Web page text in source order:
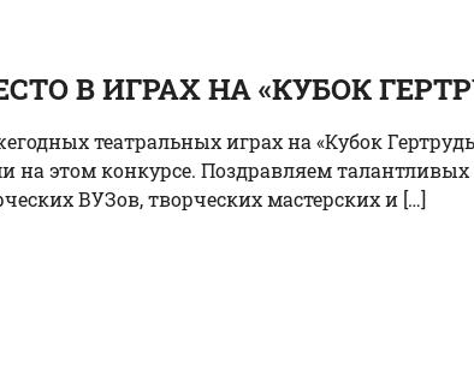
В ИГРАХ НА «КУБОК
театральных играх на «Кубок
этом конкурсе. Поздравляем
ВУЗов, творческих мастерских и […]